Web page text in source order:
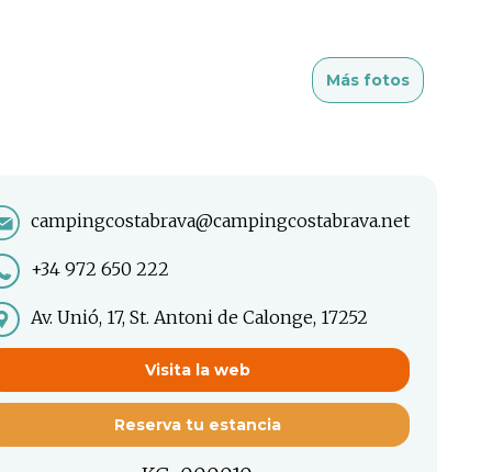
Más fotos
campingcostabrava@campingcostabrava.net
+34 972 650 222
Av. Unió, 17, St. Antoni de Calonge, 17252
Visita la web
Reserva tu estancia